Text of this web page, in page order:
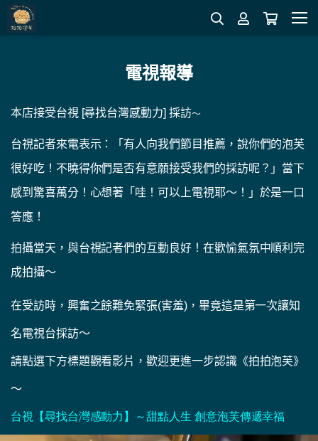
電視報導
本店接受台視 [尋找台灣感動力] 採訪～
台視記者來電表示：「有人向我們節目推薦，說你們的泡芙
很好吃！不曉得你們是否有意願接受我們的採訪呢？」當下
感到驚喜萬分！心想著「哇！可以上電視耶～！」於是一口
答應！
拍攝當天，與台視記者們的互動良好！在歡愉氣氛中順利完
成拍攝～
在受訪時，興奮之餘難免緊張(害羞)，畢竟這是第一次讓知
名電視台採訪～
請點選下方標題觀看影片，歡迎更進一步認識《拍拍泡芙》
～
台視【尋找台灣感動力】～甜點人 生 創意泡芙傳遞幸福